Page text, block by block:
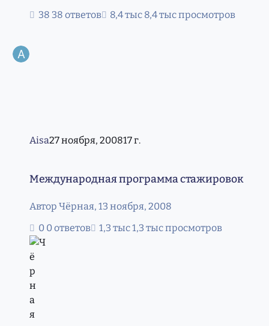
38 ответов
8,4 тыс просмотров
Aisa27 ноября, 200817 г.
Международная программа стажировок
Автор Чёрная, 13 ноября, 2008
0 ответов
1,3 тыс просмотров